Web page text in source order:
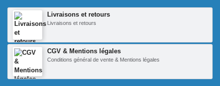
Livraisons et retours
Livraisons et retours
CGV & Mentions légales
Conditions général de vente & Mentions légales